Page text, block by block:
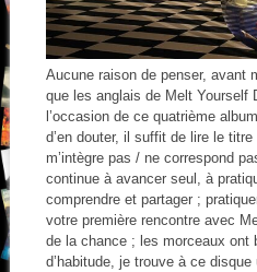
Aucune raison de penser, avant
que les anglais de Melt Yourself
l’occasion de ce quatrième
d’en douter, il suffit de lire le
m’intègre pas / ne correspond
continue à avancer seul, à
comprendre et partager ;
votre première rencontre avec
de la chance ; les morceaux ont
d’habitude, je trouve à ce